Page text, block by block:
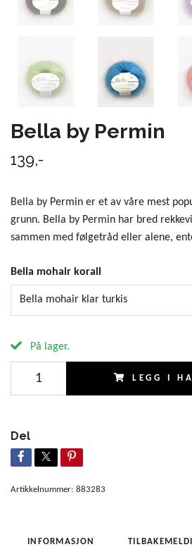
Bella by Permin
139,-
Bella by Permin er et av våre mest
grunn. Bella by Permin har bred
sammen med følgetråd eller alene,
Bella mohair korall
Bella mohair klar turkis
På lager.
LEGG I
Del
Artikkelnummer: 883283
INFORMASJON